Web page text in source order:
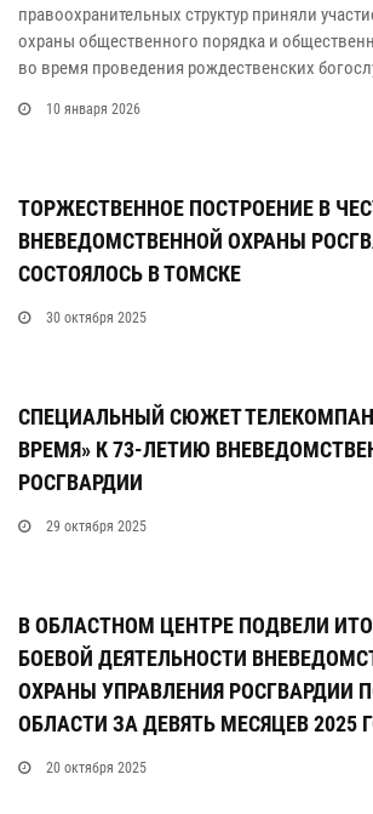
правоохранительных структур приняли
охраны общественного порядка и
во время проведения рождественских
10 января 2026
ТОРЖЕСТВЕННОЕ ПОСТРОЕНИЕ В
ВНЕВЕДОМСТВЕННОЙ ОХРАНЫ
СОСТОЯЛОСЬ В ТОМСКЕ
30 октября 2025
СПЕЦИАЛЬНЫЙ СЮЖЕТ
ВРЕМЯ» К 73-ЛЕТИЮ
РОСГВАРДИИ
29 октября 2025
В ОБЛАСТНОМ ЦЕНТРЕ ПОДВЕЛИ
БОЕВОЙ ДЕЯТЕЛЬНОСТИ
ОХРАНЫ УПРАВЛЕНИЯ РОСГВАРДИИ
ОБЛАСТИ ЗА ДЕВЯТЬ МЕСЯЦЕВ 2025
20 октября 2025